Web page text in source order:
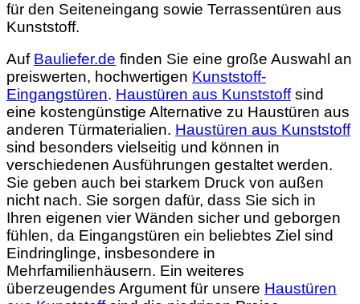
für den Seiteneingang sowie Terrassentüren aus
Kunststoff.
Auf Bauliefer.de finden Sie eine große Auswahl an
preiswerten, hochwertigen Kunststoff-
Eingangstüren. Haustüren aus Kunststoffsind
eine kostengünstige Alternative zu Haustüren aus
anderen Türmaterialien. Haustüren aus Kunststoff
sind besonders vielseitig und können in
verschiedenen Ausführungen gestaltet werden.
Sie geben auch bei starkem Druck von außen
nicht nach. Sie sorgen dafür, dass Sie sich in
Ihren eigenen vier Wänden sicher und geborgen
fühlen, da Eingangstüren ein beliebtes Ziel sind
Eindringlinge, insbesondere in
Mehrfamilienhäusern. Ein weiteres
überzeugendes Argument für unsere Haustüren